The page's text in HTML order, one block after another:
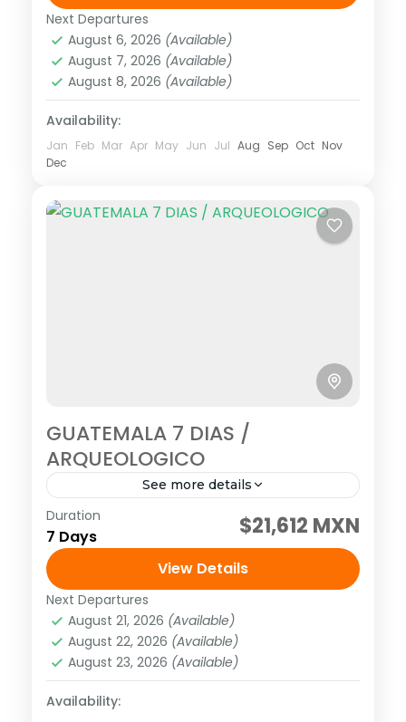
Lunes, Miércoles y Sábado hasta el 01 abril
2020
Asia,Asia Meridional
1 Person
Next Departures
August 6, 2026 (Available)
August 7, 2026 (Available)
August 8, 2026 (Available)
Availability:
Jan Feb Mar Apr May Jun Jul Aug Sep Oct Nov
Dec
GUATEMALA 7 DIAS /
ARQUEOLOGICO
See more details
SALIDAS: DIARIO (EXCEPTO DOMINGO)
Visitando: Antigua Guatemala, Lago de
Atitlán, Panajachel, Mercado de
Chichicastenango, Sitio Arqueológico de
Yaxhá, Flores, Parque Nacional Tikal y
Ciudad de...
América,México
1 Person
Duration
7 Days $21,612 MXN
View Details
Next Departures
August 21, 2026 (Available)
August 22, 2026 (Available)
August 23, 2026 (Available)
Availability: